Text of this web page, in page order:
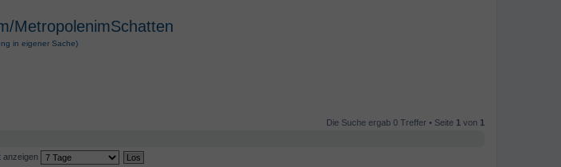
MetropolenimSchatten
in eigener Sache)
Die Suche ergab 0 Treffer • Seite 1 von 1
anzeigen